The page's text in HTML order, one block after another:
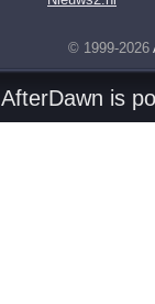
© 1999-2026
AfterDawn is